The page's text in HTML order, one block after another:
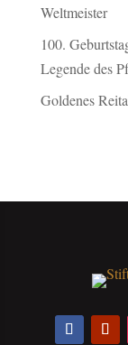
Weltmeister
100.
Legende des
Goldenes